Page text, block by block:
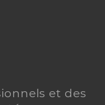
et des